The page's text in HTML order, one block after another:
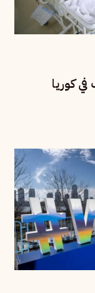
كوريا